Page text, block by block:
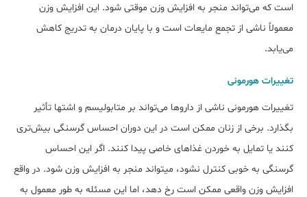
است که می‌تواند منجر به افزایش وزن موقتی شود. این افزایش وزن
معمولاً ناشی از تجمع مایعات است و با پایان درمان به تدریج کاهش
می‌یابد.
تغییرات هورمونی
تغییرات هورمونی ناشی از داروها می‌تواند بر متابولیسم و اشتها تأثیر
بگذارد. برخی از زنان ممکن است در این دوران احساس گرسنگی بیش‌تری
کنند یا تمایل به خوردن غذاهای خاصی پیدا کنند. اگر این احساس
گرسنگی به خوبی کنترل نشود، می‎تواند منجر به افزایش وزن شود. در واقع
افزایش وزن واقعی ممکن است رخ دهد، اما این مسئله به طور معمول به